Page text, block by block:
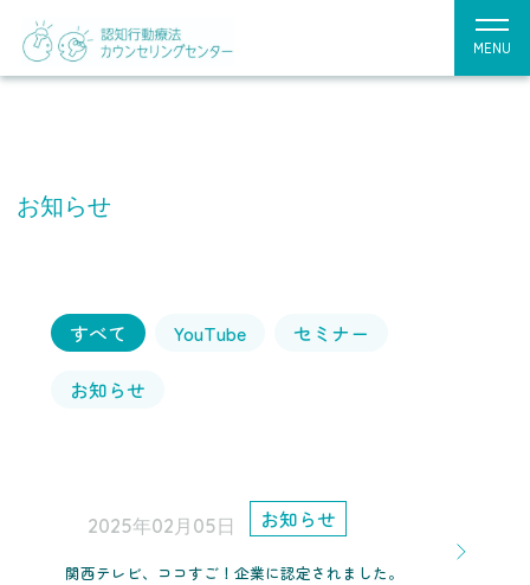
MENU
お知らせ
すべて YouTube
セミナー
お知らせ
2025年02月05日 お知らせ
関西テレビ、ココすご！企業に認定されました。